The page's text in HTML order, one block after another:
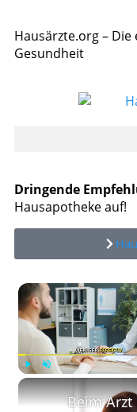
Hausärzte.org –
Gesundheit
Dringende
Hausapotheke auf!